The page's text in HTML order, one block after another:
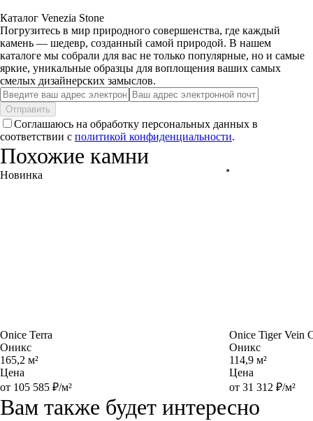
Каталог Venezia Stone
Погрузитесь в мир природного совершенства, где каждый
камень — шедевр, созданный самой природой. В нашем
каталоге мы собрали для вас не только популярные, но и самые
яркие, уникальные образцы для воплощения ваших самых
смелых дизайнерских замыслов.
Отправить
Соглашаюсь на обработку персональных данных в
соответствии с политикой конфиденциальности.
Похожие камни
Новинка
Onice Terra
Оникс
165,2 м²
Цена
от 105 585 ₽/м²
Onice Tiger Vein
Оникс
114,9 м²
Цена
от 31 312 ₽/м²
Вам также будет интересно